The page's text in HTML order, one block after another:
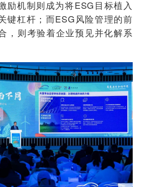
励机制则成为将ESG目标植入
键杠杆；而ESG风险管理的前
，则考验着企业预见并化解系